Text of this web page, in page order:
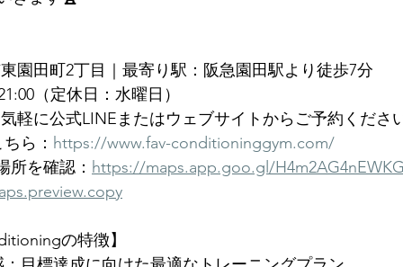
園田町2丁目｜最寄り駅：阪急園田駅より徒歩7分
（定休日：水曜日）
軽に公式LINEまたはウェブサイトからご予約くださ
ら： https://www.fav-conditioninggym.com/
を確認： https://maps.app.goo.gl/
の特徴】